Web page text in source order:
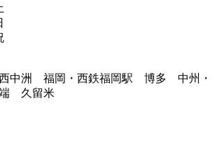
中洲 福岡・西鉄福岡駅 博多 中州・
久留米